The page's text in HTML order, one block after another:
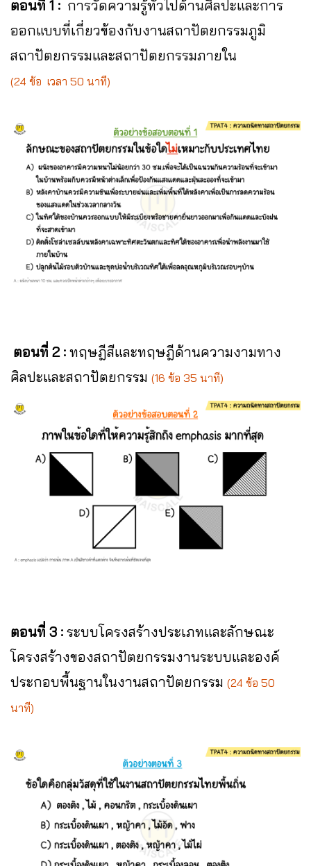
ตอนที่ 1 : การวัดความรู้ทั่วไปด้านศิลปะและการ
ออกแบบที่เกี่ยวข้องกับงานสถาปัตยกรรมภูมิ
สถาปัตยกรรมและสถาปัตยกรรมภายใน
(24 ข้อ เวลา 50 นาที)
ตอนที่ 2 : ทฤษฎีสีและทฤษฎีด้านความงามทาง
ศิลปะและสถาปัตยกรรม (16 ข้อ 35 นาที)
ตอนที่ 3 : ระบบโครงสร้างประเภทและลักษณะ
โครงสร้างของสถาปัตยกรรมงานระบบและองค์
ประกอบพื้นฐานในงานสถาปัตยกรรม (24 ข้อ 50
นาที)